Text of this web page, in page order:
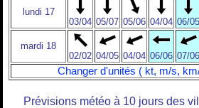
lundi 17
03/04 05/07 05/06 04/04 06/05
mardi 18
02/02 04/05 04/04 06/06 07/06
Changer d'unités ( kt, m/s,
Prévisions météo à 10 jours des